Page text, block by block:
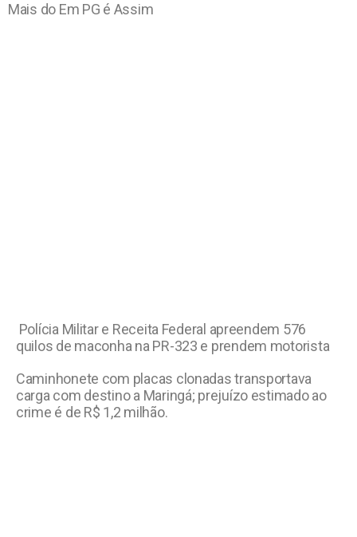
Mais do Em PG é Assim
Polícia Militar e Receita Federal apreendem 576
quilos de maconha na PR-323 e prendem motorista
Caminhonete com placas clonadas transportava
carga com destino a Maringá; prejuízo estimado ao
crime é de R$ 1,2 milhão.